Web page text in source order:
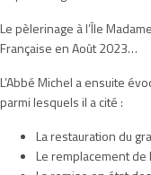
Le pèlerinage à l’Île
Française en Août 2023…
L’Abbé Michel a ensuite
parmi lesquels il a cité :
La restauration du
Le remplacement de